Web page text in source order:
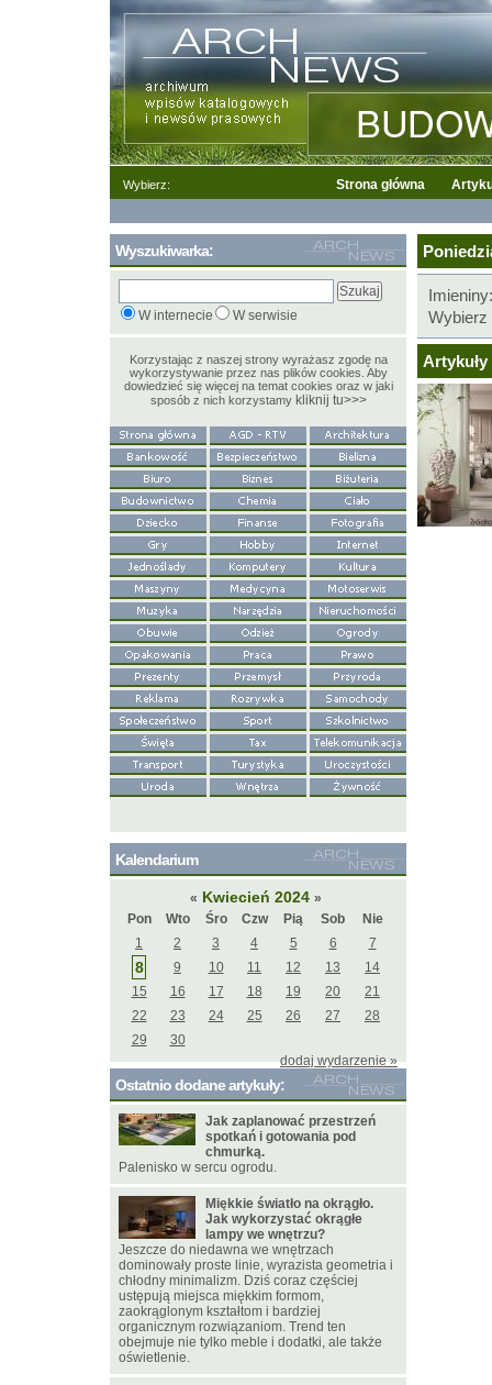
Wybierz: Strona główna
Wybierz
Wyszukiwarka:
W internecie W serwisie
Korzystając z naszej strony wyrażasz zgodę na
wykorzystywanie przez nas plików cookies. Aby
dowiedzieć się więcej na temat cookies oraz w jaki
sposób z nich korzystamy kliknij tu>>>
Kalendarium
« Kwiecień 2024 »
Pon
Wto Śro Czw Pią Sob
Nie
1
2 3 4 5 6 7
8 9 10 11 12 13
14
15
16 17 18 19 20
21
22
23 24 25 26 27
28
29
30
dodaj wydarzenie »
Ostatnio dodane artykuły:
Jak zaplanować przestrzeń
spotkań i gotowania pod
chmurką.
Palenisko w sercu ogrodu.
Miękkie światło na okrągło.
Jak wykorzystać okrągłe
lampy we wnętrzu?
Jeszcze do niedawna we wnętrzach
dominowały proste linie, wyrazista geometria i
chłodny minimalizm. Dziś coraz częściej
ustępują miejsca miękkim formom,
zaokrąglonym kształtom i bardziej
organicznym rozwiązaniom. Trend ten
obejmuje nie tylko meble i dodatki, ale także
oświetlenie.